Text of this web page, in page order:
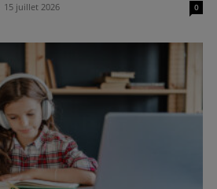
15 juillet 2026 0